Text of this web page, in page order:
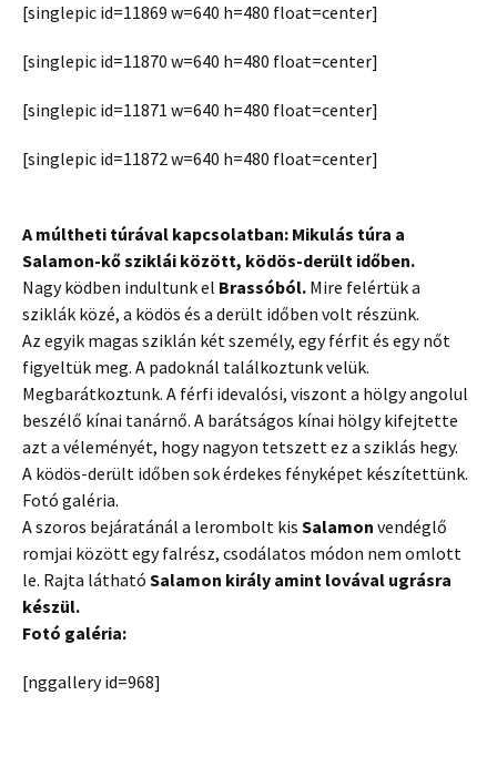
[singlepic id=11869 w=640 h=480 float=center]
[singlepic id=11870 w=640 h=480 float=center]
[singlepic id=11871 w=640 h=480 float=center]
[singlepic id=11872 w=640 h=480 float=center]
A múltheti túrával kapcsolatban: Mikulás túra a
Salamon-kő sziklái között, ködös-derült időben.
Nagy ködben indultunk el Brassóból. Mire felértük a
sziklák közé, a ködös és a derült időben volt részünk.
Az egyik magas sziklán két személy, egy férfit és egy nőt
figyeltük meg. A padoknál találkoztunk velük.
Megbarátkoztunk. A férfi idevalósi, viszont a hölgy angolul
beszélő kínai tanárnő. A barátságos kínai hölgy kifejtette
azt a véleményét, hogy nagyon tetszett ez a sziklás hegy.
A ködös-derült időben sok érdekes fényképet készítettünk.
Fotó galéria.
A szoros bejáratánál a lerombolt kis Salamon vendéglő
romjai között egy falrész, csodálatos módon nem omlott
le. Rajta látható Salamon király amint lovával ugrásra
készül.
Fotó galéria:
[nggallery id=968]